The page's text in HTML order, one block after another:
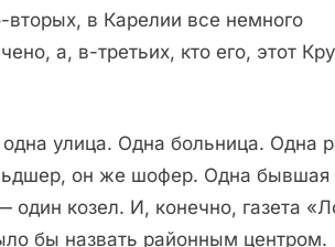
вторых, в Карелии все немного
а, в-третьих, кто его, этот
улица. Одна больница. Одна
он же шофер. Одна бывшая
один козел. И, конечно, газета
бы назвать районным центром.